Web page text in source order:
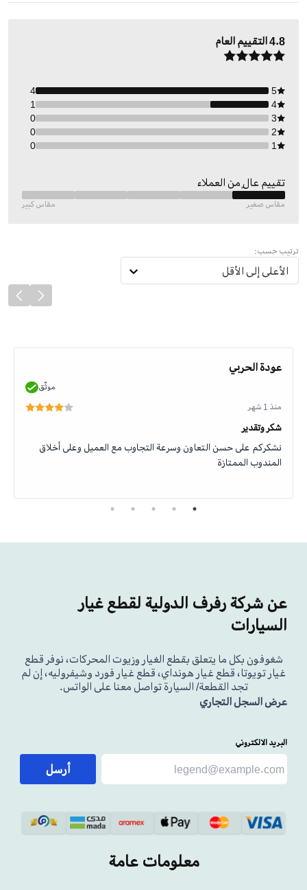
4.8التقييم العام
5
4
4
1
3
0
2
0
1
0
تقييم عالٍ من العملاء
مقاس صغير مقاس كبير
ترتيب حسب:
الأعلى إلى الأقل
عودة الحربي
موثّق
منذ 1 شهر
شكر وتقدير
نشكركم على حسن التعاون وسرعة التجاوب مع العميل وعلى أخلاق
المندوب الممتازة
عن شركة رفرف الدولية لقطع غيار
السيارات
شغوفون بكل ما يتعلق بقطع الغيار وزيوت المحركات، نوفر قطع
غيار تويوتا، قطع غيار هونداي، قطع غيار فورد وشيفروليه، إن لم
تجد القطعة/ السيارة تواصل معنا على الواتس.
عرض السجل التجاري
البريد الالكتروني
أرسل
معلومات عامة